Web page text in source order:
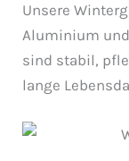
Unsere
Aluminium
sind stabil,
lange